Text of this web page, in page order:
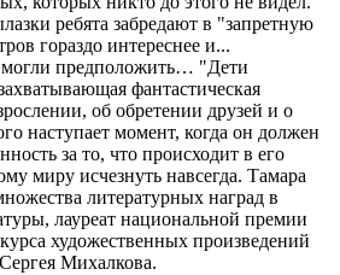
ребята забредают в "запретную
гораздо интереснее и...
предположить… "Дети
фантастическая
об обретении друзей и о
наступает момент, когда он должен
за то, что происходит в его
миру исчезнуть навсегда. Тамара
литературных наград в
лауреат национальной премии
художественных произведений
Михалкова.